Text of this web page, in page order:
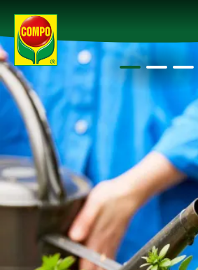
Produkte
Ratgeber
Themenwelten
Service